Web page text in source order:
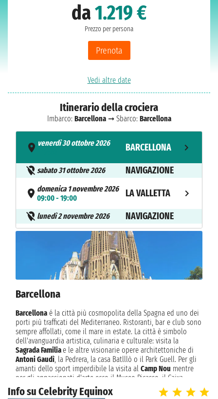
da1.219 €
Prezzo per persona
Prenota
Vedi altre date
Itinerario della crociera
Imbarco: Barcellona➞ Sbarco: Barcellona
venerdì 30 ottobre 2026
BARCELLONA
sabato 31 ottobre 2026 NAVIGAZIONE
domenica 1 novembre 2026
09:00 - 19:00
LA VALLETTA
lunedì 2 novembre 2026 NAVIGAZIONE
martedì 3 novembre 2026
CHANIA
mercoledì 4 novembre 2026
08:00 - 16:00
KATAKOLON
giovedì 5 novembre 2026
venerdì 6 novembre 2026
07:00 - 18:00
NAPOLI
sabato 7 novembre 2026
07:00 - 20:00
CIVITAVECCHIA
domenica 8 novembre 2026 NAVIGAZIONE
Barcellona
Barcellona é la città più cosmopolita della Spagna ed uno dei
porti più trafficati del Mediterraneo. Ristoranti, bar e club sono
sempre affollati, come il mare in estate. La città è simbolo
dell'avanguardia artistica, culinaria e culturale: visita la
Sagrada Familiae le altre visionarie opere architettoniche di
Antoni Gaudì, la Pedrera, la casa Batlllò o il Park Guell. Per gli
amanti dello sport imperdibile la visita al Camp Nou mentre
per gli appassionati d'arte ecco il Museo Picasso, il Caixa
Forum, il MNAC o il museo di Mirò.
Info su Celebrity Equinox